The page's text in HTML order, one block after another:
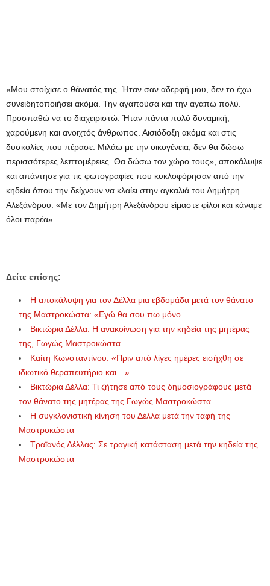
«Μου στοίχισε ο θάνατός της. Ήταν σαν αδερφή μου, δεν το έχω
συνειδητοποιήσει ακόμα. Την αγαπούσα και την αγαπώ πολύ.
Προσπαθώ να το διαχειριστώ. Ήταν πάντα πολύ δυναμική,
χαρούμενη και ανοιχτός άνθρωπος. Αισιόδοξη ακόμα και στις
δυσκολίες που πέρασε. Μιλάω με την οικογένεια, δεν θα δώσω
περισσότερες λεπτομέρειες. Θα δώσω τον χώρο τους», αποκάλυψε
και απάντησε για τις φωτογραφίες που κυκλοφόρησαν από την
κηδεία όπου την δείχνουν να κλαίει στην αγκαλιά του Δημήτρη
Αλεξάνδρου: «Με τον Δημήτρη Αλεξάνδρου είμαστε φίλοι και κάναμε
όλοι παρέα».
Δείτε επίσης:
Η αποκάλυψη για τον Δέλλα μια εβδομάδα μετά τον θάνατο
της Μαστροκώστα: «Εγώ θα σου πω μόνο…
Βικτώρια Δέλλα: Η ανακοίνωση για την κηδεία της μητέρας
της, Γωγώς Μαστροκώστα
Καίτη Κωνσταντίνου: «Πριν από λίγες ημέρες εισήχθη σε
ιδιωτικό θεραπευτήριο και…»
Βικτώρια Δέλλα: Τι ζήτησε από τους δημοσιογράφους μετά
τον θάνατο της μητέρας της Γωγώς Μαστροκώστα
Η συγκλονιστική κίνηση του Δέλλα μετά την ταφή της
Μαστροκώστα
Τραϊανός Δέλλας: Σε τραγική κατάσταση μετά την κηδεία της
Μαστροκώστα